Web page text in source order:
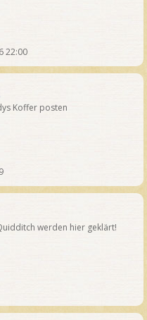
22:00
Koffer posten
werden hier geklärt!